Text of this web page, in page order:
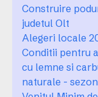
Construire
judetul Olt
Alegeri locale
Conditii pentru
cu lemne si
naturale -